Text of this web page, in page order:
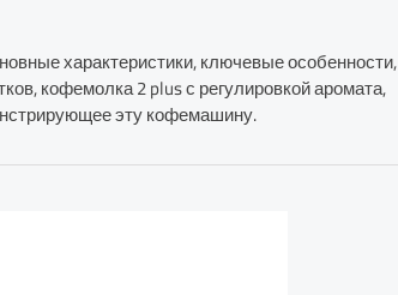
характеристики, ключевые особенности,
кофемолка 2 plus с регулировкой аромата,
эту кофемашину.